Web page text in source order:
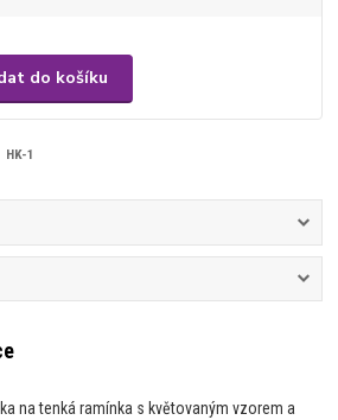
do košíku
HK-1
na tenká ramínka s květovaným vzorem a